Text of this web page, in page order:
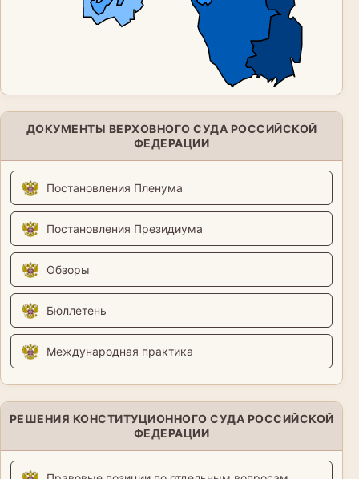
ДОКУМЕНТЫ ВЕРХОВНОГО СУДА РОССИЙСКОЙ
ФЕДЕРАЦИИ
Постановления Пленума
Постановления Президиума
Обзоры
Бюллетень
Международная практика
РЕШЕНИЯ КОНСТИТУЦИОННОГО СУДА РОССИЙСКОЙ
ФЕДЕРАЦИИ